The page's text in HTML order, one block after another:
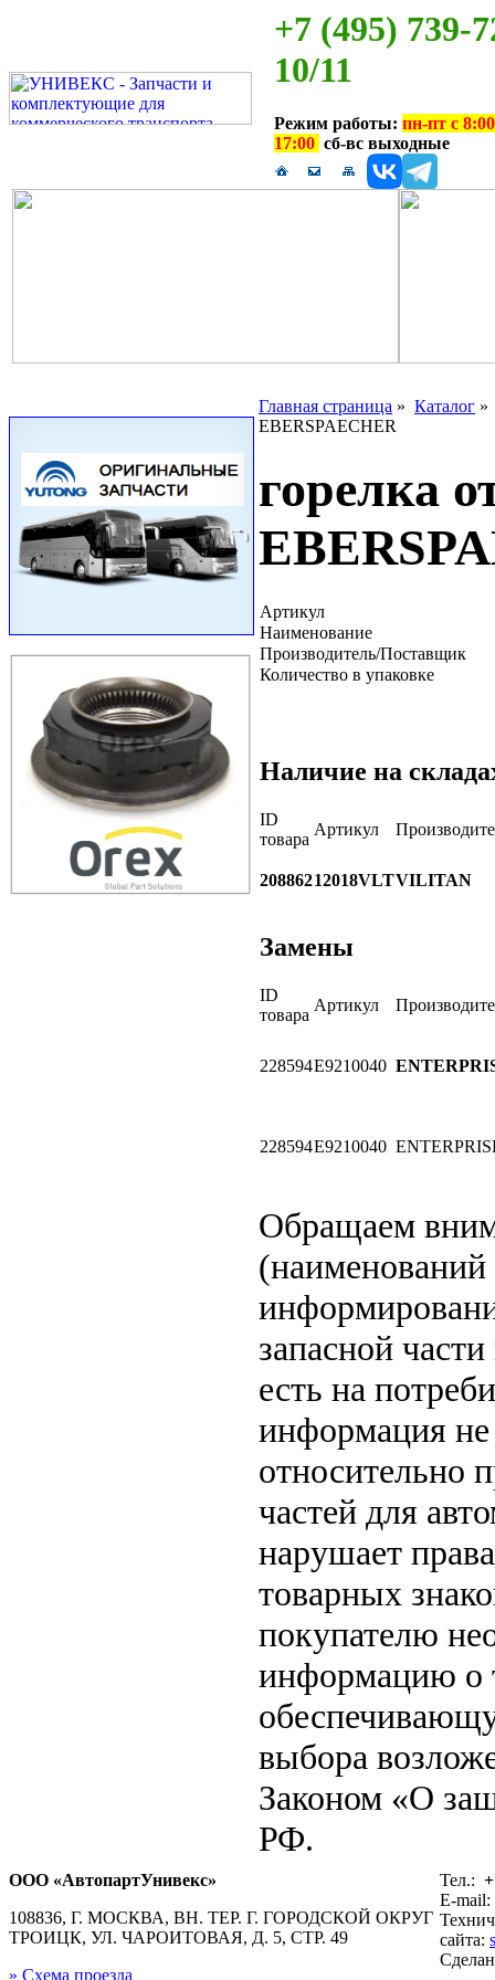
+7 (495) 739-
10/11
Режим работы: пн-пт с
17:00 сб-вс выходные
Главная страница » Каталог
EBERSPAECHER
горелка
Артикул
Наименование
Производитель/Поставщик
Количество в упаковке
Наличие на
ID
товара
Артикул
20886212018VLTVILITAN
Замены
ID
товара
Артикул
228594E9210040
228594E9210040
Обращаем
(наименований
запасной
есть на
информация не
относительно
частей для
нарушает
товарных
покупателю
информацию о
выбора
Законом «О
РФ.
ООО «АвтопартУнивекс»
108836, Г. МОСКВА, ВН. ТЕР. Г. ГОРОДСКОЙ ОКРУГ
ТРОИЦК, УЛ. ЧАРОИТОВАЯ, Д. 5, СТР. 49
» Схема проезда
Тел.:
E-mail:
сайта: